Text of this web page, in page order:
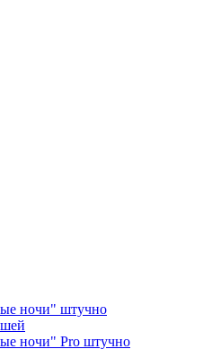
ночи" штучно
ночи" Pro штучно